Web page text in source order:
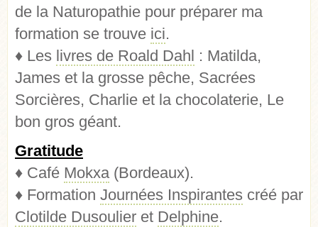
de la Naturopathie pour préparer ma
formation se trouve ici.
♦ Les livres de Roald Dahl : Matilda,
James et la grosse pêche, Sacrées
Sorcières, Charlie et la chocolaterie, Le
bon gros géant.
Gratitude
♦ Café Mokxa(Bordeaux).
♦ Formation Journées Inspirantes créé par
Clotilde Dusoulier et Delphine.